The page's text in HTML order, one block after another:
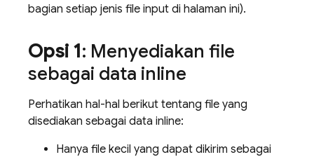
bagian setiap jenis file input di halaman ini).
Opsi 1: Menyediakan file
sebagai data inline
Perhatikan hal-hal berikut tentang file yang
disediakan sebagai data inline:
Hanya file kecil yang dapat dikirim sebagai